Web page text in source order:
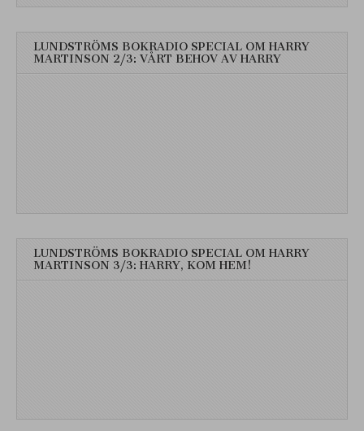
LUNDSTRÖMS BOKRADIO SPECIAL OM HARRY
MARTINSON 2/3: VÅRT BEHOV AV HARRY
LUNDSTRÖMS BOKRADIO SPECIAL OM HARRY
MARTINSON 3/3: HARRY, KOM HEM!